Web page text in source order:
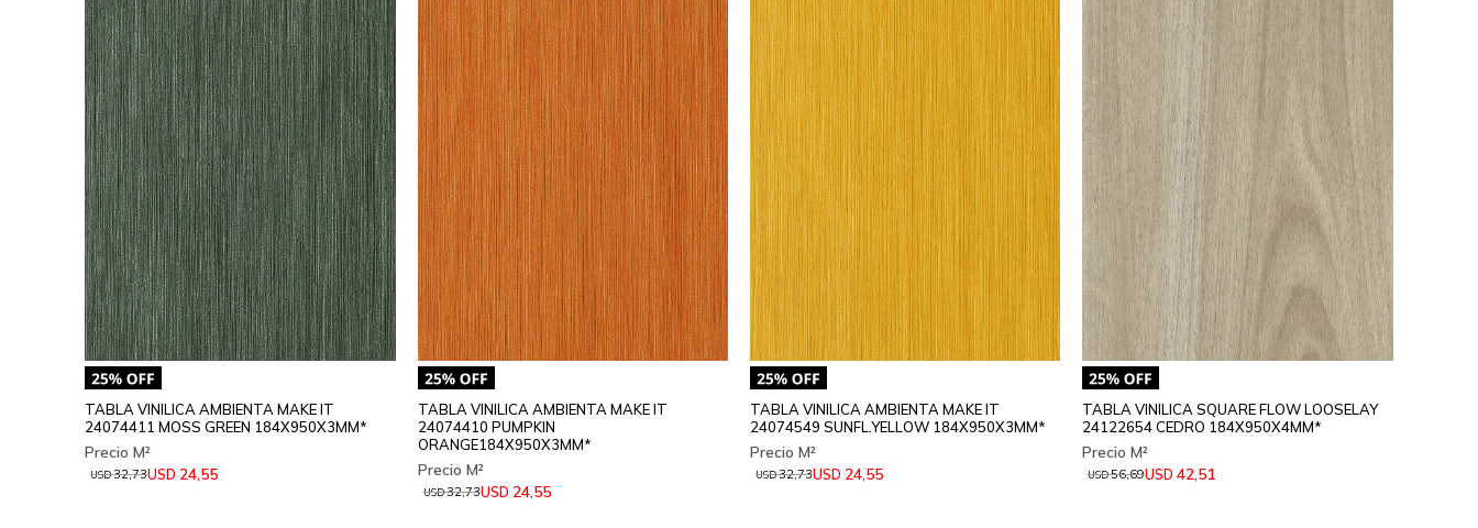
TABLA VINILICA AMBIENTA MAKE IT
24074411 MOSS GREEN 184X950X3MM*
USD 24,55
USD32,73
TABLA VINILICA AMBIENTA MAKE IT
24074410 PUMPKIN
ORANGE184X950X3MM*
USD 24,55
USD32,73
TABLA VINILICA AMBIENTA MAKE IT
24074549 SUNFL.YELLOW 184X950X3MM*
USD 24,55
USD32,73
TABLA VINILICA SQUARE FLOW LOOSELAY
24122654 CEDRO 184X950X4MM*
USD 42,51
USD56,69